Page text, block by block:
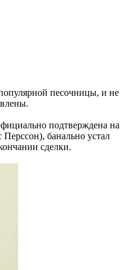
песочницы, и не
подтверждена на
банально устал
сделки.